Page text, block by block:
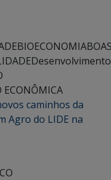
BIOECONOMIA
Desenvolvimento
ECONÔMICA
caminhos da
Agro do LIDE na